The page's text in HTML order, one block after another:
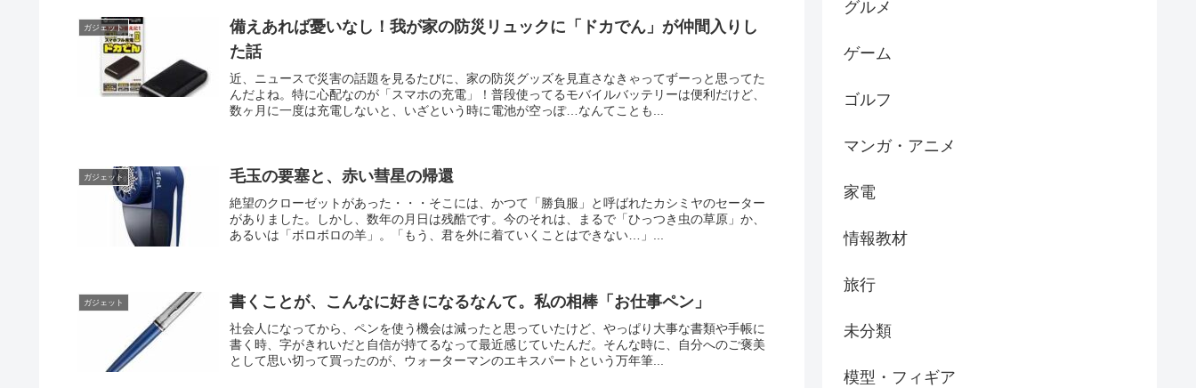
ガジェット
備えあれば憂いなし！我が家の防災リュックに「ドカでん」が仲間入りし
た話
近、ニュースで災害の話題を見るたびに、家の防災グッズを見直さなきゃってずーっと思ってた
んだよね。特に心配なのが「スマホの充電」！普段使ってるモバイルバッテリーは便利だけど、
数ヶ月に一度は充電しないと、いざという時に電池が空っぽ…なんてことも...
ガジェット 毛玉の要塞と、赤い彗星の帰還
絶望のクローゼットがあった・・・そこには、かつて「勝負服」と呼ばれたカシミヤのセーター
がありました。しかし、数年の月日は残酷です。今のそれは、まるで「ひっつき虫の草原」か、
あるいは「ボロボロの羊」。「もう、君を外に着ていくことはできない…」...
ガジェット 書くことが、こんなに好きになるなんて。私の相棒「お仕事ペン」
社会人になってから、ペンを使う機会は減ったと思っていたけど、やっぱり大事な書類や手帳に
書く時、字がきれいだと自信が持てるなって最近感じていたんだ。そんな時に、自分へのご褒美
として思い切って買ったのが、ウォーターマンのエキスパートという万年筆...
グルメ
ゲーム
ゴルフ
マンガ・アニメ
家電
情報教材
旅行
未分類
模型・フィギア